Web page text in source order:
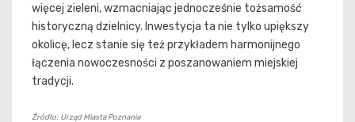
więcej zieleni, wzmacniając jednocześnie tożsamość
historyczną dzielnicy. Inwestycja ta nie tylko upiększy
okolicę, lecz stanie się też przykładem harmonijnego
łączenia nowoczesności z poszanowaniem miejskiej
tradycji.
Źródło: Urząd Miasta Poznania